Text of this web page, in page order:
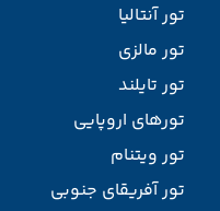
تور آنتالیا
تور مالزی
تور تایلند
تورهای اروپایی
تور ویتنام
تور آفریقای جنوبی